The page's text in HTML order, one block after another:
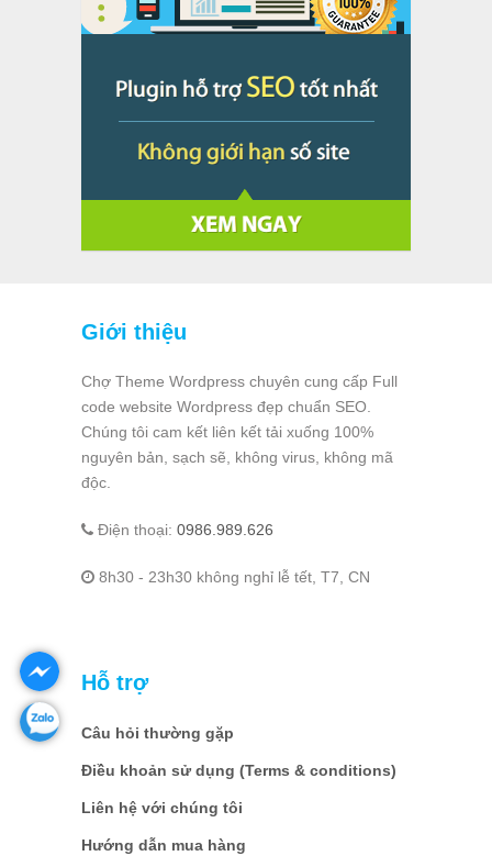
Giới thiệu
Chợ Theme Wordpress chuyên cung cấp Full
code website Wordpress đẹp chuẩn SEO.
Chúng tôi cam kết liên kết tải xuống 100%
nguyên bản, sạch sẽ, không virus, không mã
độc.
Điện thoại: 0986.989.626
8h30 - 23h30 không nghỉ lễ tết, T7, CN
Hỗ trợ
Câu hỏi thường gặp
Điều khoản sử dụng (Terms & conditions)
Liên hệ với chúng tôi
Hướng dẫn mua hàng